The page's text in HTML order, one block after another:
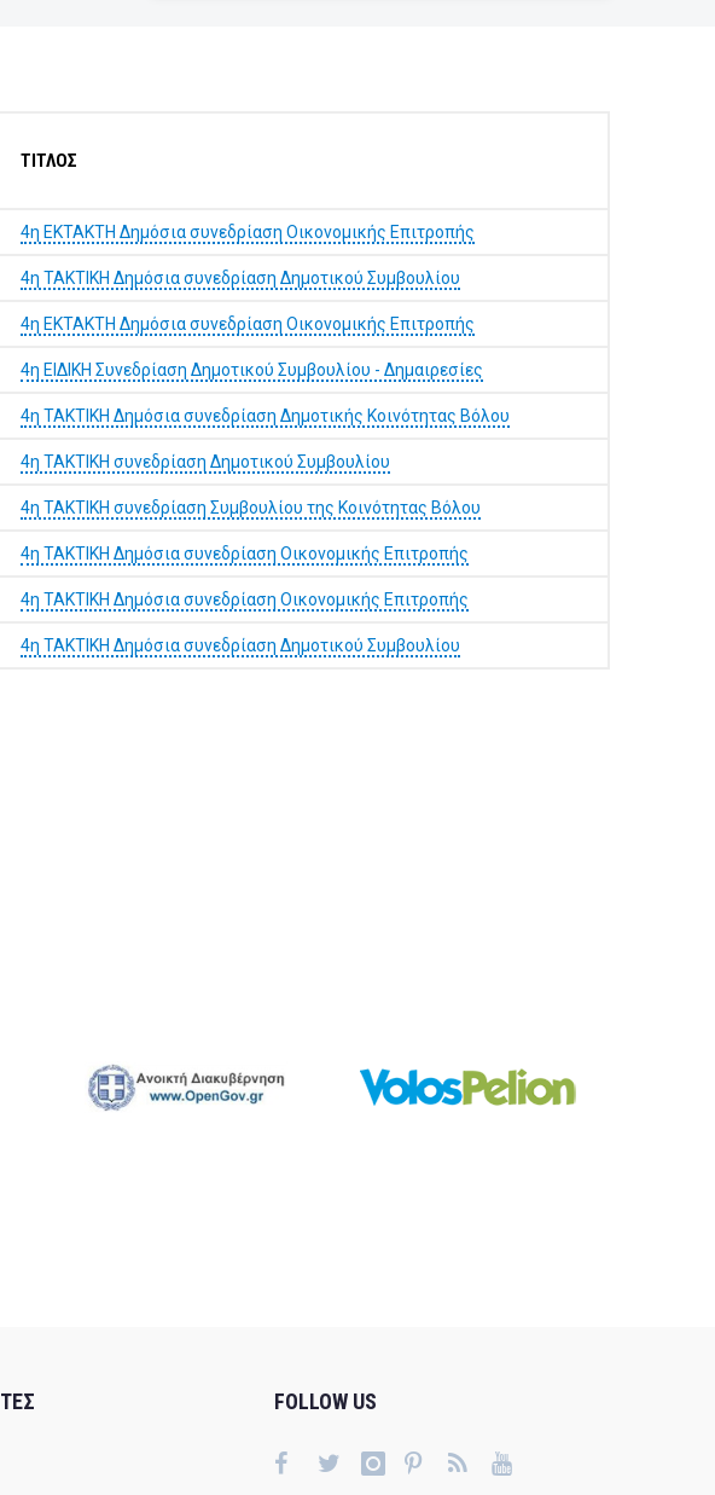
ΤΙΤΛΟΣ
4η ΕΚΤΑΚΤΗ Δημόσια συνεδρίαση Οικονομικής Επιτροπής
4η ΤΑΚΤΙΚΗ Δημόσια συνεδρίαση Δημοτικού Συμβουλίου
4η ΕΚΤΑΚΤΗ Δημόσια συνεδρίαση Οικονομικής Επιτροπής
4η ΕΙΔΙΚΗ Συνεδρίαση Δημοτικού Συμβουλίου - Δημαιρεσίες
4η ΤΑΚΤΙΚΗ Δημόσια συνεδρίαση Δημοτικής Κοινότητας Βόλου
4η ΤΑΚΤΙΚΗ συνεδρίαση Δημοτικού Συμβουλίου
4η ΤΑΚΤΙΚΗ συνεδρίαση Συμβουλίου της Κοινότητας Βόλου
4η ΤΑΚΤΙΚΗ Δημόσια συνεδρίαση Οικονομικής Επιτροπής
4η ΤΑΚΤΙΚΗ Δημόσια συνεδρίαση Οικονομικής Επιτροπής
4η ΤΑΚΤΙΚΗ Δημόσια συνεδρίαση Δημοτικού Συμβουλίου
FOLLOW US